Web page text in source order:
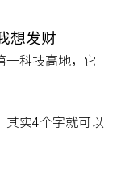
想发财
一科技高地，它
其实4个字就可以